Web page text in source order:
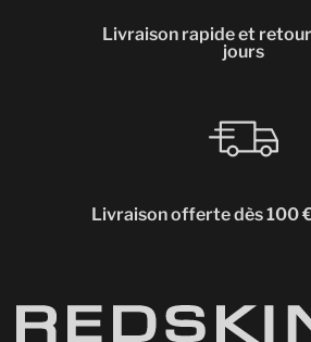
Livraison rapide et
jours
Livraison offerte dès 100